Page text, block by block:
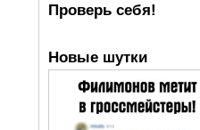
Проверь себя!
Новые шутки